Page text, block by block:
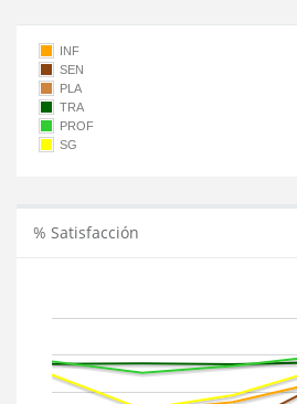
INF
SEN
PLA
TRA
PROF
SG
% Satisfacción